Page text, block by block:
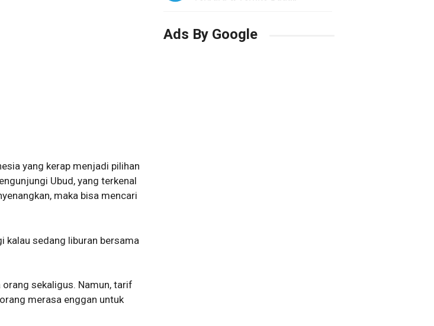
yang kerap menjadi pilihan
Ubud, yang terkenal
maka bisa mencari
kalau sedang liburan bersama
sekaligus. Namun, tarif
merasa enggan untuk
Ads By Google